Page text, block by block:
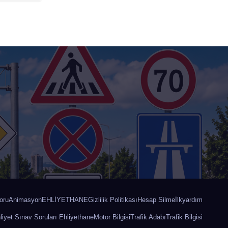
AnimasyonEHLİYETHANEGizlilik Politikası Hesap Silme İlkyardım
Sınav Soruları EhliyethaneMotor BilgisiTrafik AdabıTrafik Bilgisi